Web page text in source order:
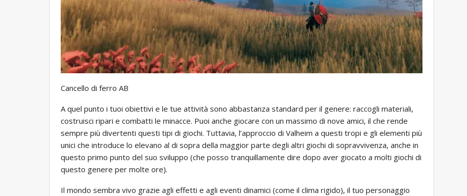
Cancello di ferro AB
A quel punto i tuoi obiettivi e le tue attività sono abbastanza standard per il genere: raccogli materiali,
costruisci ripari e combatti le minacce. Puoi anche giocare con un massimo di nove amici, il che rende
sempre più divertenti questi tipi di giochi. Tuttavia, l’approccio di Valheim a questi tropi e gli elementi più
unici che introduce lo elevano al di sopra della maggior parte degli altri giochi di sopravvivenza, anche in
questo primo punto del suo sviluppo (che posso tranquillamente dire dopo aver giocato a molti giochi di
questo genere per molte ore).
Il mondo sembra vivo grazie agli effetti e agli eventi dinamici (come il clima rigido), il tuo personaggio